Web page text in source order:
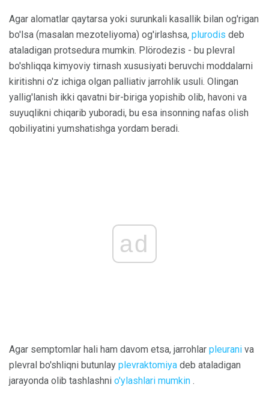
Agar alomatlar qaytarsa ​​yoki surunkali kasallik bilan og'rigan
bo'lsa (masalan mezoteliyoma) og'irlashsa, plurodis deb
ataladigan protsedura mumkin. Plörodezis - bu plevral
bo'shliqqa kimyoviy tirnash xususiyati beruvchi moddalarni
kiritishni o'z ichiga olgan palliativ jarrohlik usuli. Olingan
yallig'lanish ikki qavatni bir-biriga yopishib olib, havoni va
suyuqlikni chiqarib yuboradi, bu esa insonning nafas olish
qobiliyatini yumshatishga yordam beradi.
ad
Agar semptomlar hali ham davom etsa, jarrohlar pleurani va
plevral bo'shliqni butunlay plevraktomiya deb ataladigan
jarayonda olib tashlashni o'ylashlari mumkin .